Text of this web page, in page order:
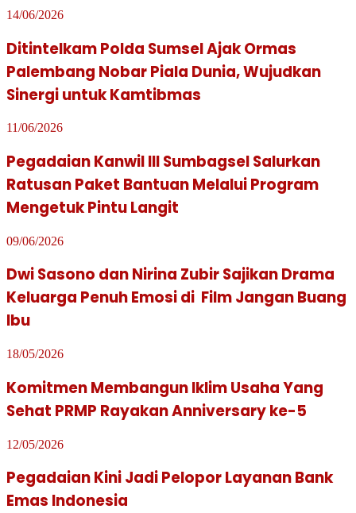
14/06/2026
Ditintelkam Polda Sumsel Ajak Ormas
Palembang Nobar Piala Dunia, Wujudkan
Sinergi untuk Kamtibmas
11/06/2026
Pegadaian Kanwil III Sumbagsel Salurkan
Ratusan Paket Bantuan Melalui Program
Mengetuk Pintu Langit
09/06/2026
Dwi Sasono dan Nirina Zubir Sajikan Drama
Keluarga Penuh Emosi di Film Jangan Buang
Ibu
18/05/2026
Komitmen Membangun Iklim Usaha Yang
Sehat PRMP Rayakan Anniversary ke-5
12/05/2026
Pegadaian Kini Jadi Pelopor Layanan Bank
Emas Indonesia